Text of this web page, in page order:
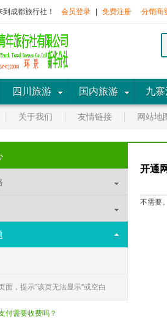
成都旅行社！ 会员登录 免费注册 分销商
四川旅游 国内旅游 九寨
关于我们 友情链接 网站地
面，提示”该页无法显示”或空白
什么原因？
付需要收费吗？
开通
不需要